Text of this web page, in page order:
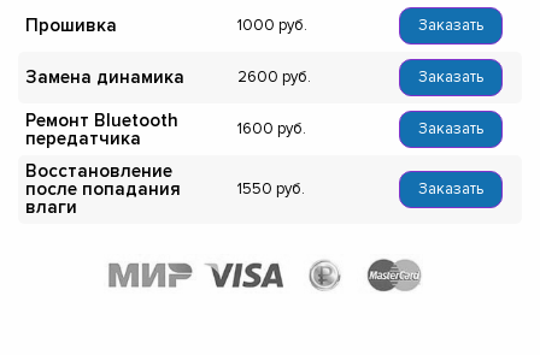
Прошивка 1000 Заказать
Замена динамика 2600 Заказать
Ремонт Bluetooth
передатчика
1600 Заказать
Восстановление
после попадания
влаги
1550 Заказать